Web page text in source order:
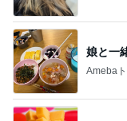
娘と一
Ameba